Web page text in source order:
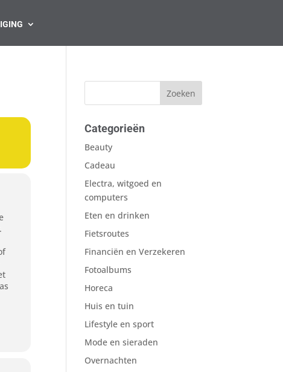
Categorieën
Beauty
Cadeau
Electra, witgoed en
computers
Eten en drinken
Fietsroutes
Financiën en Verzekeren
Fotoalbums
Horeca
Huis en tuin
Lifestyle en sport
Mode en sieraden
Overnachten